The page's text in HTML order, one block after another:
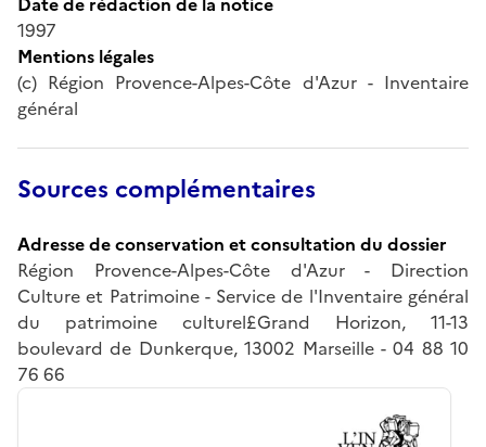
1997
Mentions légales
(c) Région Provence-Alpes-Côte d'Azur - Inventaire
général
Sources complémentaires
Adresse de conservation et consultation du dossier
Région Provence-Alpes-Côte d'Azur - Direction
Culture et Patrimoine - Service de l'Inventaire général
du patrimoine culturel£Grand Horizon, 11-13
boulevard de Dunkerque, 13002 Marseille - 04 88 10
76 66